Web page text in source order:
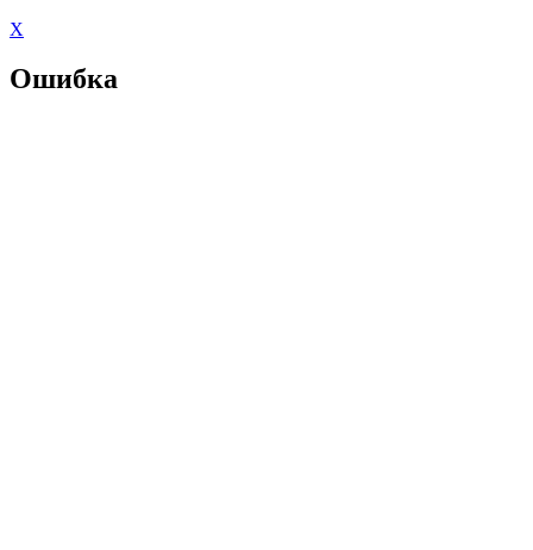
X
Ошибка